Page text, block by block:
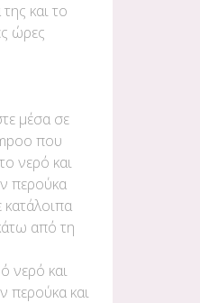
και το
ώρες
μέσα σε
που
νερό και
περούκα
από τη
νερό και
περούκα και